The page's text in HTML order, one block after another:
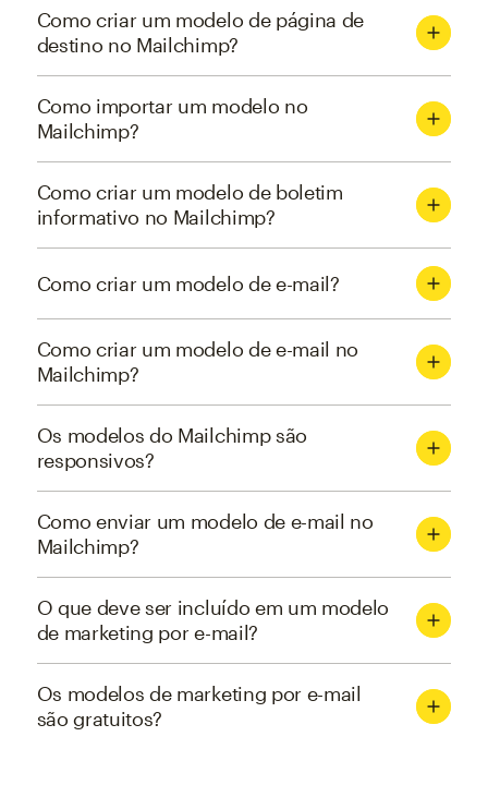
Como criar um modelo de página de
destino no Mailchimp?
Como importar um modelo no
Mailchimp?
Como criar um modelo de boletim
informativo no Mailchimp?
Como criar um modelo de e-mail?
Como criar um modelo de e-mail no
Mailchimp?
Os modelos do Mailchimp são
responsivos?
Como enviar um modelo de e-mail no
Mailchimp?
O que deve ser incluído em um modelo
de marketing por e-mail?
Os modelos de marketing por e-mail
são gratuitos?